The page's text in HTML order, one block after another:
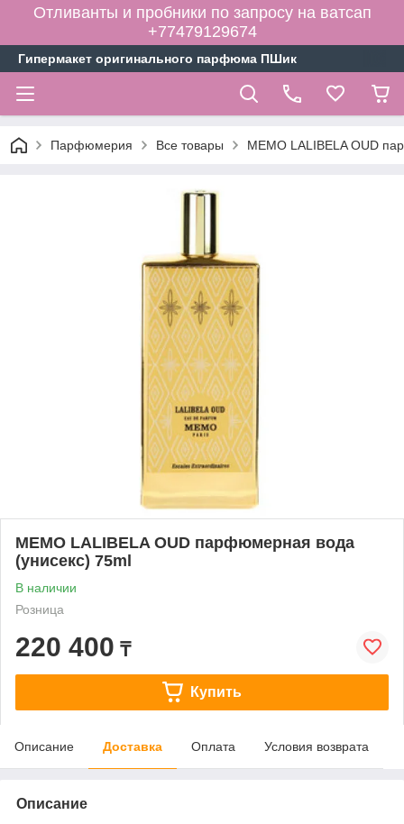
Отливанты и пробники по запросу на ватсап
+77479129674
Гипермакет оригинального парфюма ПШик
Парфюмерия Все товары MEMO LALIBELA OUD
MEMO LALIBELA OUD парфюмерная вода
(унисекс) 75ml
В наличии
Розница
220 400 ₸
Купить
Описание Доставка Оплата Условия возврата
Описание